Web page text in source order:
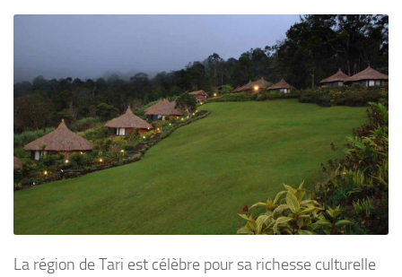
La région de Tari est célèbre pour sa richesse culturelle